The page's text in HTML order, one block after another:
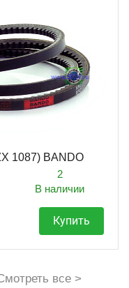
1087) BANDO
2
В наличии
Купить
все >